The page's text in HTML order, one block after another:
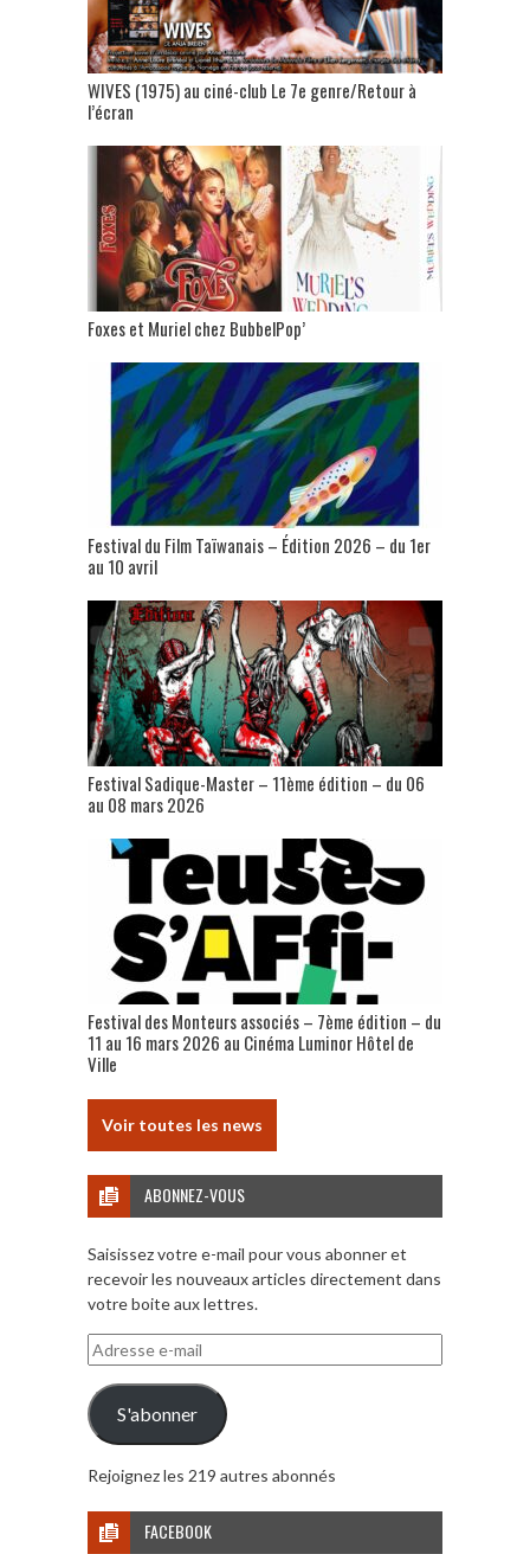
WIVES (1975) au ciné-club Le 7e genre/Retour à
l’écran
Foxes et Muriel chez BubbelPop’
Festival du Film Taïwanais – Édition 2026 – du 1er
au 10 avril
Festival Sadique-Master – 11ème édition – du 06
au 08 mars 2026
Festival des Monteurs associés – 7ème édition – du
11 au 16 mars 2026 au Cinéma Luminor Hôtel de
Ville
Voir toutes les news
ABONNEZ-VOUS
Saisissez votre e-mail pour vous abonner et
recevoir les nouveaux articles directement dans
votre boite aux lettres.
Adresse
e-
mail
S'abonner
Rejoignez les 219 autres abonnés
FACEBOOK